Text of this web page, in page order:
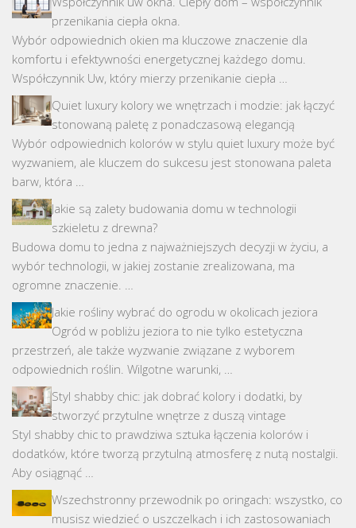
przenikania ciepła okna.
Wybór odpowiednich okien ma kluczowe znaczenie dla
komfortu i efektywności energetycznej każdego domu.
Współczynnik Uw, który mierzy przenikanie ciepła …
Quiet luxury kolory we wnętrzach i modzie: jak łączyć
stonowaną paletę z ponadczasową elegancją
Wybór odpowiednich kolorów w stylu quiet luxury może być
wyzwaniem, ale kluczem do sukcesu jest stonowana paleta
barw, która …
Jakie są zalety budowania domu w technologii
szkieletu z drewna?
Budowa domu to jedna z najważniejszych decyzji w życiu, a
wybór technologii, w jakiej zostanie zrealizowana, ma
ogromne znaczenie. …
Jakie rośliny wybrać do ogrodu w okolicach jeziora
Ogród w pobliżu jeziora to nie tylko estetyczna
przestrzeń, ale także wyzwanie związane z wyborem
odpowiednich roślin. Wilgotne warunki, …
Styl shabby chic: jak dobrać kolory i dodatki, by
stworzyć przytulne wnętrze z duszą vintage
Styl shabby chic to prawdziwa sztuka łączenia kolorów i
dodatków, które tworzą przytulną atmosferę z nutą nostalgii.
Aby osiągnąć …
Wszechstronny przewodnik po oringach: wszystko, co
musisz wiedzieć o uszczelkach i ich zastosowaniach